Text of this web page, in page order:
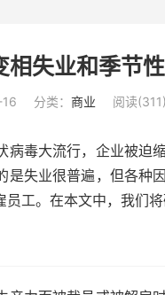
相失业和季节
分类： 商业 阅读(311)
病毒大流行，企业被迫
是失业很普遍，但各种
工。在本文中，我们